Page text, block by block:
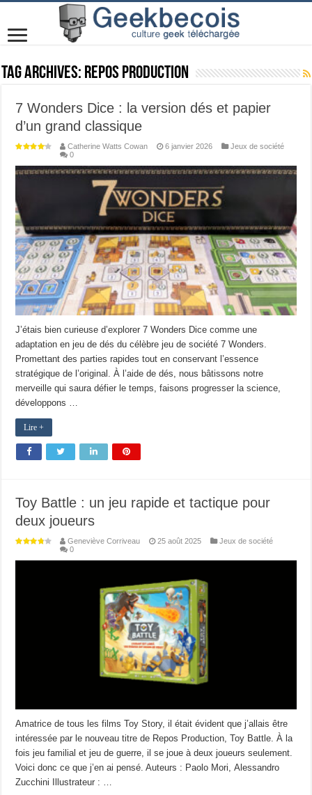
Tag Archives: Repos Production
7 Wonders Dice : la version dés et papier
d’un grand classique
Catherine Watts Cowan 6 janvier 2026
Jeux de société
0
J’étais bien curieuse d’explorer 7 Wonders Dice comme une
adaptation en jeu de dés du célèbre jeu de société 7 Wonders.
Promettant des parties rapides tout en conservant l’essence
stratégique de l’original. À l’aide de dés, nous bâtissons notre
merveille qui saura défier le temps, faisons progresser la science,
développons …
Lire +
Toy Battle : un jeu rapide et tactique pour
deux joueurs
Geneviève Corriveau 25 août 2025
Jeux de société
0
Amatrice de tous les films Toy Story, il était évident que j’allais être
intéressée par le nouveau titre de Repos Production, Toy Battle. À la
fois jeu familial et jeu de guerre, il se joue à deux joueurs seulement.
Voici donc ce que j’en ai pensé. Auteurs : Paolo Mori, Alessandro
Zucchini Illustrateur : …